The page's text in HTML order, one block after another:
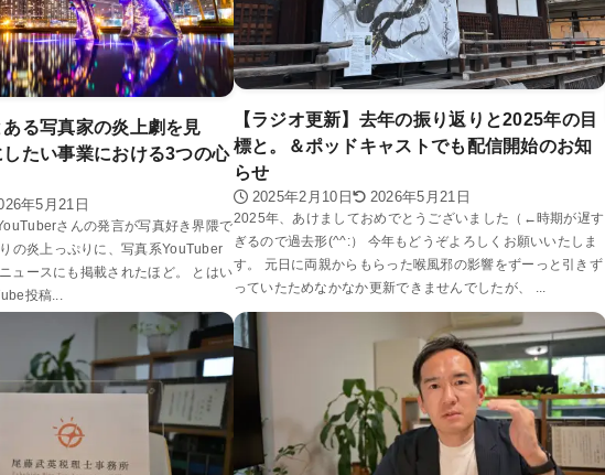
ある写真家の炎上劇を見
たい事業における3つの心
年5月21日
さんの発言が写真好き界隈で
の炎上っぷりに、写真系YouTuber
ュースにも掲載されたほど。 とはい
投稿...
【ラジオ更新】去年の振り返りと2025年の目
標と。＆ポッドキャストでも配信開始のお知
らせ
2025年2月10日 2026年5月21日
2025年、あけましておめでとうございました（←時期が遅す
ぎるので過去形(^^:） 今年もどうぞよろしくお願いいたしま
す。 元日に両親からもらった喉風邪の影響をずーっと引きず
っていたためなかなか更新できませんでしたが、 ...